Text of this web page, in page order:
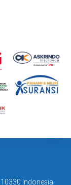
Indonesia